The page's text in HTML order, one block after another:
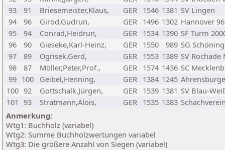
93
91 Briesemeister,Klaus, GER 1546 1381 SV Lingen
94
96 Girod,Gudrun, GER 1496 1302 Hannover 96
95
94 Conrad,Heidrun, GER 1534 1390 SF Turm
96
90 Gieseke,Karl-Heinz, GER 1550 989 SG
97
89 Ogrisek,Gerd, GER 1553 1389 SV
98
87 Möller,Peter,Prof., GER 1574 1436 SC
99 100 Geibel,Henning, GER 1384 1245
100 92 Gottschalk,Jürgen, GER 1539 1381 SV Blau-
101 93 Stratmann,Alois, GER 1535 1383
Anmerkung:
Wtg1: Buchholz (variabel)
Wtg2: Summe Buchholzwertungen variabel
Wtg3: Die größere Anzahl von Siegen (variabel)